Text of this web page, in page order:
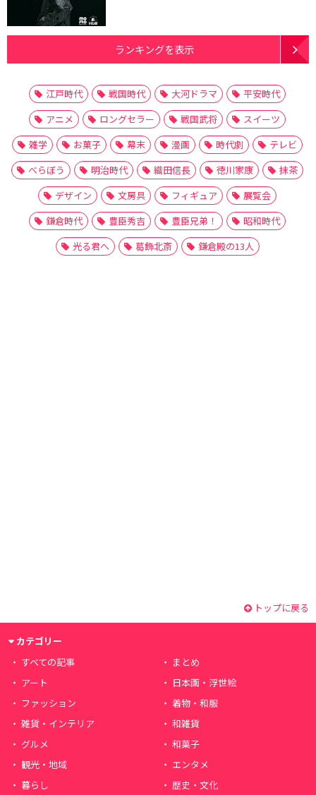
ランキングを表示
江戸時代 戦国時代 大河ドラマ
平安時代
アニメ
ロングセラー 戦国武将
スイーツ
雑学
お菓子 幕末 漫画 時代劇
テレビ
べらぼう
明治時代 織田信長 徳川家康
抹茶
デザイン
文房具 フィギュア
展覧会
鎌倉時代
豊臣秀吉 豊臣兄弟！
昭和時代
光る君へ
葛飾北斎 鎌倉殿の13人
トップに戻る
カテゴリー
すべての記事
まとめ
アート
日本画・浮世絵
ファッション
着物・和服
雑貨・インテリア
和雑貨
グルメ
和菓子
観光・地域
エンタメ
暮らし
歴史・文化